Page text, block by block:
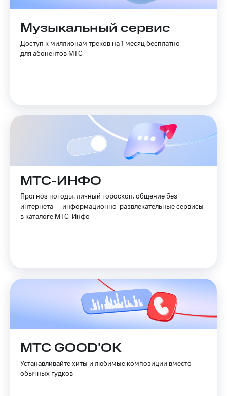
Музыкальный сервис
Доступ к миллионам треков на 1 месяц бесплатно
для абонентов МТС
МТС-ИНФО
Прогноз погоды, личный гороскоп, общение без
интернета — информационно-развлекательные сервисы
в каталоге МТС-Инфо
МТС GOOD'OK
Устанавливайте хиты и любимые композиции вместо
обычных гудков